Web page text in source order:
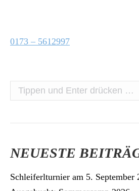
0173 – 5612997
Search:
NEUESTE
Schleiferlturnier am 5. September